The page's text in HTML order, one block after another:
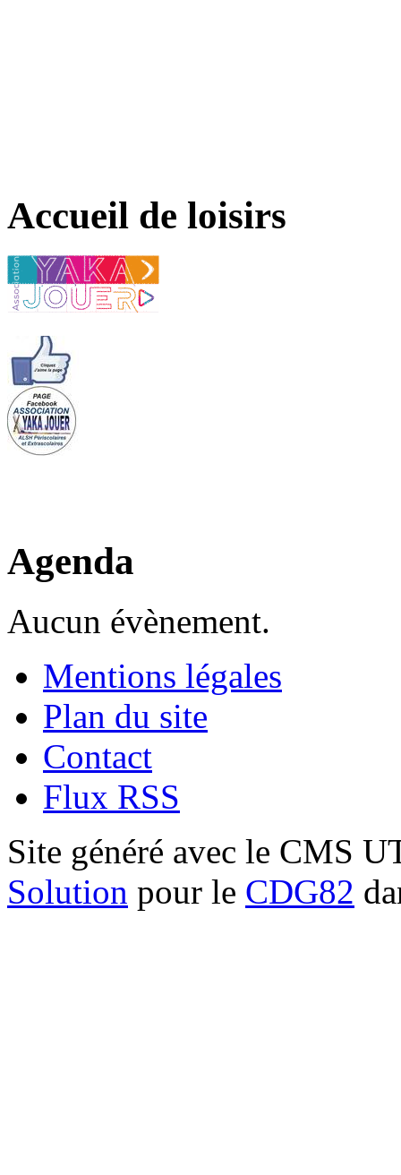
Accueil de loisirs
Agenda
Aucun évènement.
Mentions légales
Plan du site
Contact
Flux RSS
Site généré avec le CMS
Solution pour le CDG82